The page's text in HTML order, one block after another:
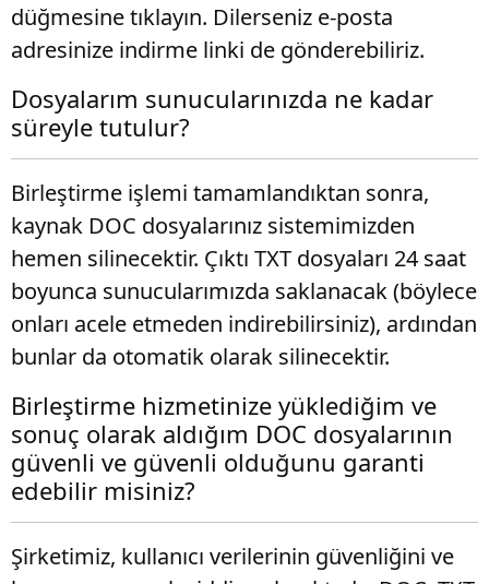
düğmesine tıklayın. Dilerseniz e-posta
adresinize indirme linki de gönderebiliriz.
Dosyalarım sunucularınızda ne kadar
süreyle tutulur?
Birleştirme işlemi tamamlandıktan sonra,
kaynak DOC dosyalarınız sistemimizden
hemen silinecektir. Çıktı TXT dosyaları 24 saat
boyunca sunucularımızda saklanacak (böylece
onları acele etmeden indirebilirsiniz), ardından
bunlar da otomatik olarak silinecektir.
Birleştirme hizmetinize yüklediğim ve
sonuç olarak aldığım DOC dosyalarının
güvenli ve güvenli olduğunu garanti
edebilir misiniz?
Şirketimiz, kullanıcı verilerinin güvenliğini ve